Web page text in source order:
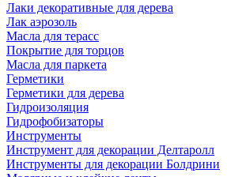
Лаки декоративные для дерева
Лак аэрозоль
Масла для терасс
Покрытие для торцов
Масла для паркета
Герметики
Герметики для дерева
Гидроизоляция
Гидрофобизаторы
Инструменты
Инструмент для декорации Делтаролл
Инструменты для декорации Болдрини